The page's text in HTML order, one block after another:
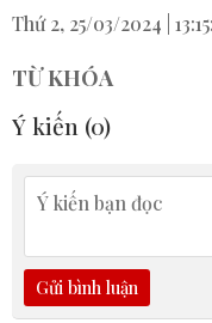
Thứ 2, 25/03/2024 |
TỪ KHÓA
Ý kiến (0)
Gửi bình luận